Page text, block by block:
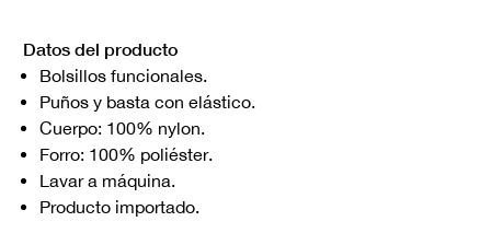
Datos del producto
Bolsillos funcionales.
Puños y basta con elástico.
Cuerpo: 100% nylon.
Forro: 100% poliéster.
Lavar a máquina.
Producto importado.